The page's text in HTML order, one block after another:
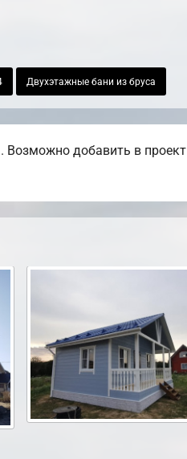
Двухэтажные бани из бруса
Возможно добавить в проект